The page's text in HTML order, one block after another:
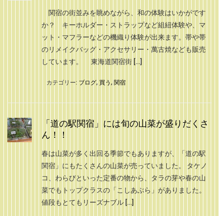
関宿の街並みを眺めながら、和の体験はいかがです
か？ キーホルダー・ストラップなど組紐体験や、マ
ット・マフラーなどの機織り体験が出来ます。帯や帯
のリメイクバッグ・アクセサリー・萬古焼なども販売
しています。 東海道関宿街 […]
カテゴリー: ブログ, 買う , 関宿
「道の駅関宿」には旬の山菜が盛りだくさ
ん！！
春は山菜が多く出回る季節でもありますが、「道の駅
関宿」にもたくさんの山菜が売っていました。 タケノ
コ、わらびといった定番の物から、タラの芽や春の山
菜でもトップクラスの「こしあぶら」がありました。
値段もとてもリーズナブル […]